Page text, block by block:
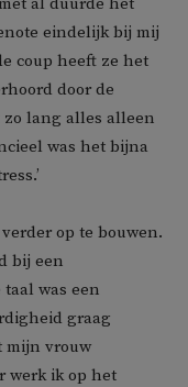
eindelijk bij mij
coup heeft ze het
door de
lang alles alleen
was het bijna
op te bouwen.
bij een
was een
graag
mijn vrouw
werk ik op het